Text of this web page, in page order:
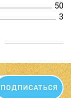
50
3
ПОДПИСАТЬСЯ